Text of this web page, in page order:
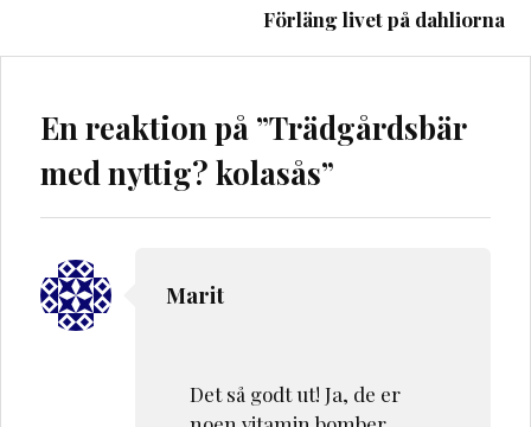
Förläng livet på dahliorna
En reaktion på ”Trädgårdsbär
med nyttig? kolasås”
Marit
Det så godt ut! Ja, de er